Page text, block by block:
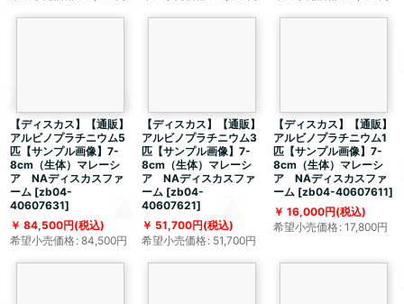
【ディスカス】【通販】
アルビノプラチニウム5
匹【サンプル画像】7-
8cm（生体）マレーシ
ア NAディスカスファ
ーム [zb04-
40607631]
84,500円(税込)
希望小売価格: 84,500円
【ディスカス】【通販】
アルビノプラチニウム3
匹【サンプル画像】7-
8cm（生体）マレーシ
ア NAディスカスファ
ーム [zb04-
40607621]
51,700円(税込)
希望小売価格: 51,700円
【ディスカス】【通販】
アルビノプラチニウム1
匹【サンプル画像】7-
8cm（生体）マレーシ
ア NAディスカスファ
ーム [zb04-40607611]
16,000円(税込)
希望小売価格: 17,800円